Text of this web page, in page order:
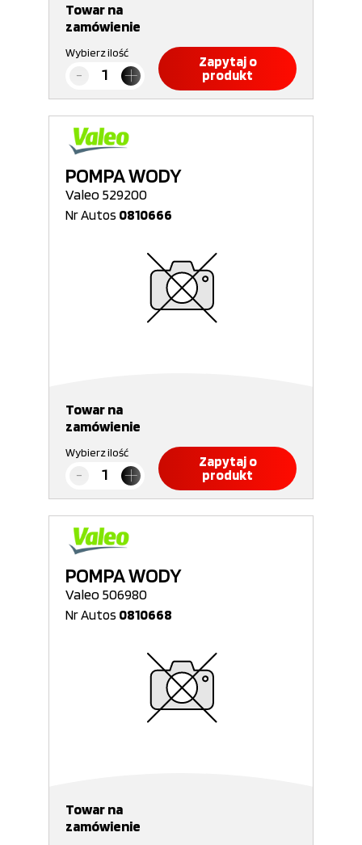
Towar na
zamówienie
Wybierz ilość
Zapytaj o
produkt
POMPA WODY
Valeo 529200
Nr Autos 0810666
Towar na
zamówienie
Wybierz ilość
Zapytaj o
produkt
POMPA WODY
Valeo 506980
Nr Autos 0810668
Towar na
zamówienie